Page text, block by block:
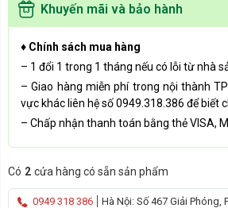
Khuyến mãi và bảo hành
♦ Chính sách mua hàng
– 1 đổi 1 trong 1 tháng nếu có lỗi từ nhà
– Giao hàng miễn phí trong nội thành
vực khác liên hệ số 0949.318.386 để biết
– Chấp nhận thanh toán bằng thẻ VISA,
Có 2 cửa hàng có sẵn sản phẩm
0949 318 386
Hà Nội: Số 467 Giải Phóng,